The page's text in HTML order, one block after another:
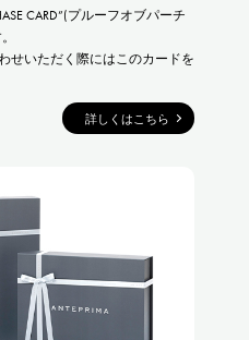
CARD”(プルーフオブパーチ
せいただく際にはこのカードを
詳しくはこちら